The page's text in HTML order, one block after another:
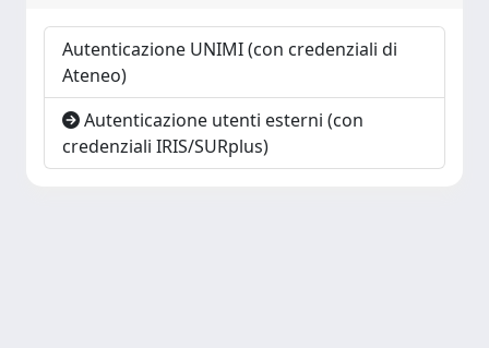
Autenticazione UNIMI (con credenziali di
Ateneo)
Autenticazione utenti esterni (con
credenziali IRIS/SURplus)